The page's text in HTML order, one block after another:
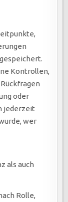
Kontrollen,
oder
jederzeit
wer
als auch
Rolle,